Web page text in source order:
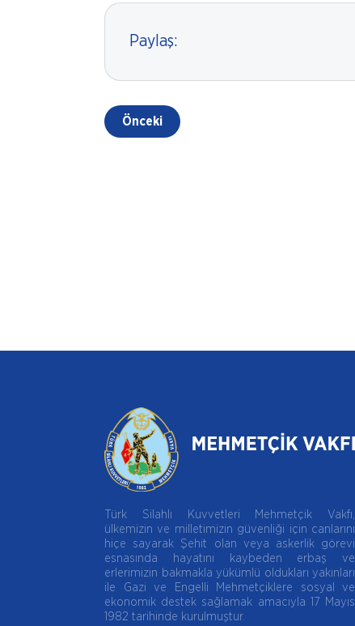
Paylaş:
Önceki
Türk Silahlı Kuvvetleri Mehmetçik Vakfı,
ülkemizin ve milletimizin güvenliği için canlarını
hiçe sayarak Şehit olan veya askerlik görevi
esnasında hayatını kaybeden erbaş ve
erlerimizin bakmakla yükümlü oldukları yakınları
ile Gazi ve Engelli Mehmetçiklere sosyal ve
ekonomik destek sağlamak amacıyla 17 Mayıs
1982 tarihinde kurulmuştur.